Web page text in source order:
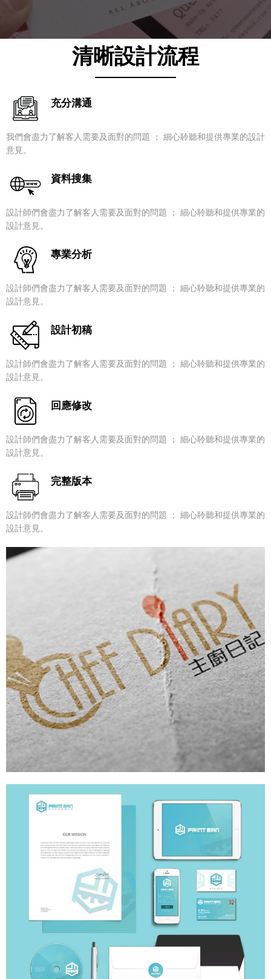
清晰設計流程
充分溝通
我們會盡力了解客人需要及面對的問題 ； 細心聆聽和提供專業的設計
意見。
資料搜集
設計師們會盡力了解客人需要及面對的問題 ； 細心聆聽和提供專業的
設計意見。
專業分析
設計師們會盡力了解客人需要及面對的問題 ； 細心聆聽和提供專業的
設計意見。
​設計初稿
設計師們會盡力了解客人需要及面對的問題 ； 細心聆聽和提供專業的
設計意見。
​回應修改
設計師們會盡力了解客人需要及面對的問題 ； 細心聆聽和提供專業的
設計意見。
完整版本
設計師們會盡力了解客人需要及面對的問題 ； 細心聆聽和提供專業的
設計意見。